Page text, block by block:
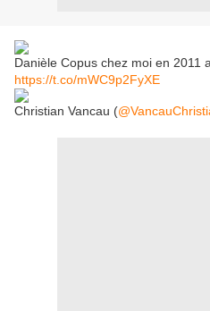
Danièle Copus chez moi en 2011
https://t.co/mWC9p2FyXE
Christian Vancau (